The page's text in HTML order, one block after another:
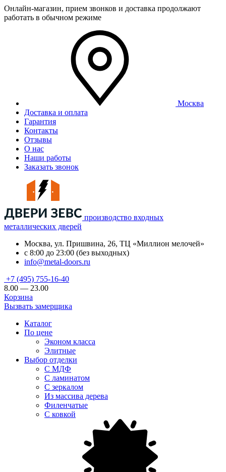
Онлайн-магазин, прием звонков и доставка продолжают
работать в обычном режиме
Москва
Доставка и оплата
Гарантия
Контакты
Отзывы
О нас
Наши работы
Заказать звонок
производство входных
металлических дверей
Москва, ул. Пришвина, 26, ТЦ «Миллион мелочей»
с 8:00 до 23:00 (без выходных)
info@metal-doors.ru
+7 (495) 755-16-40
8.00 — 23.00
Корзина
Вызвать замерщика
Каталог
По цене
Эконом класса
Элитные
Выбор отделки
С МДФ
С ламинатом
С зеркалом
Из массива дерева
Филенчатые
С ковкой